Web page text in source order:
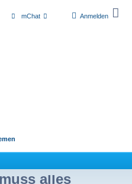
Anmelden
mChat
alles